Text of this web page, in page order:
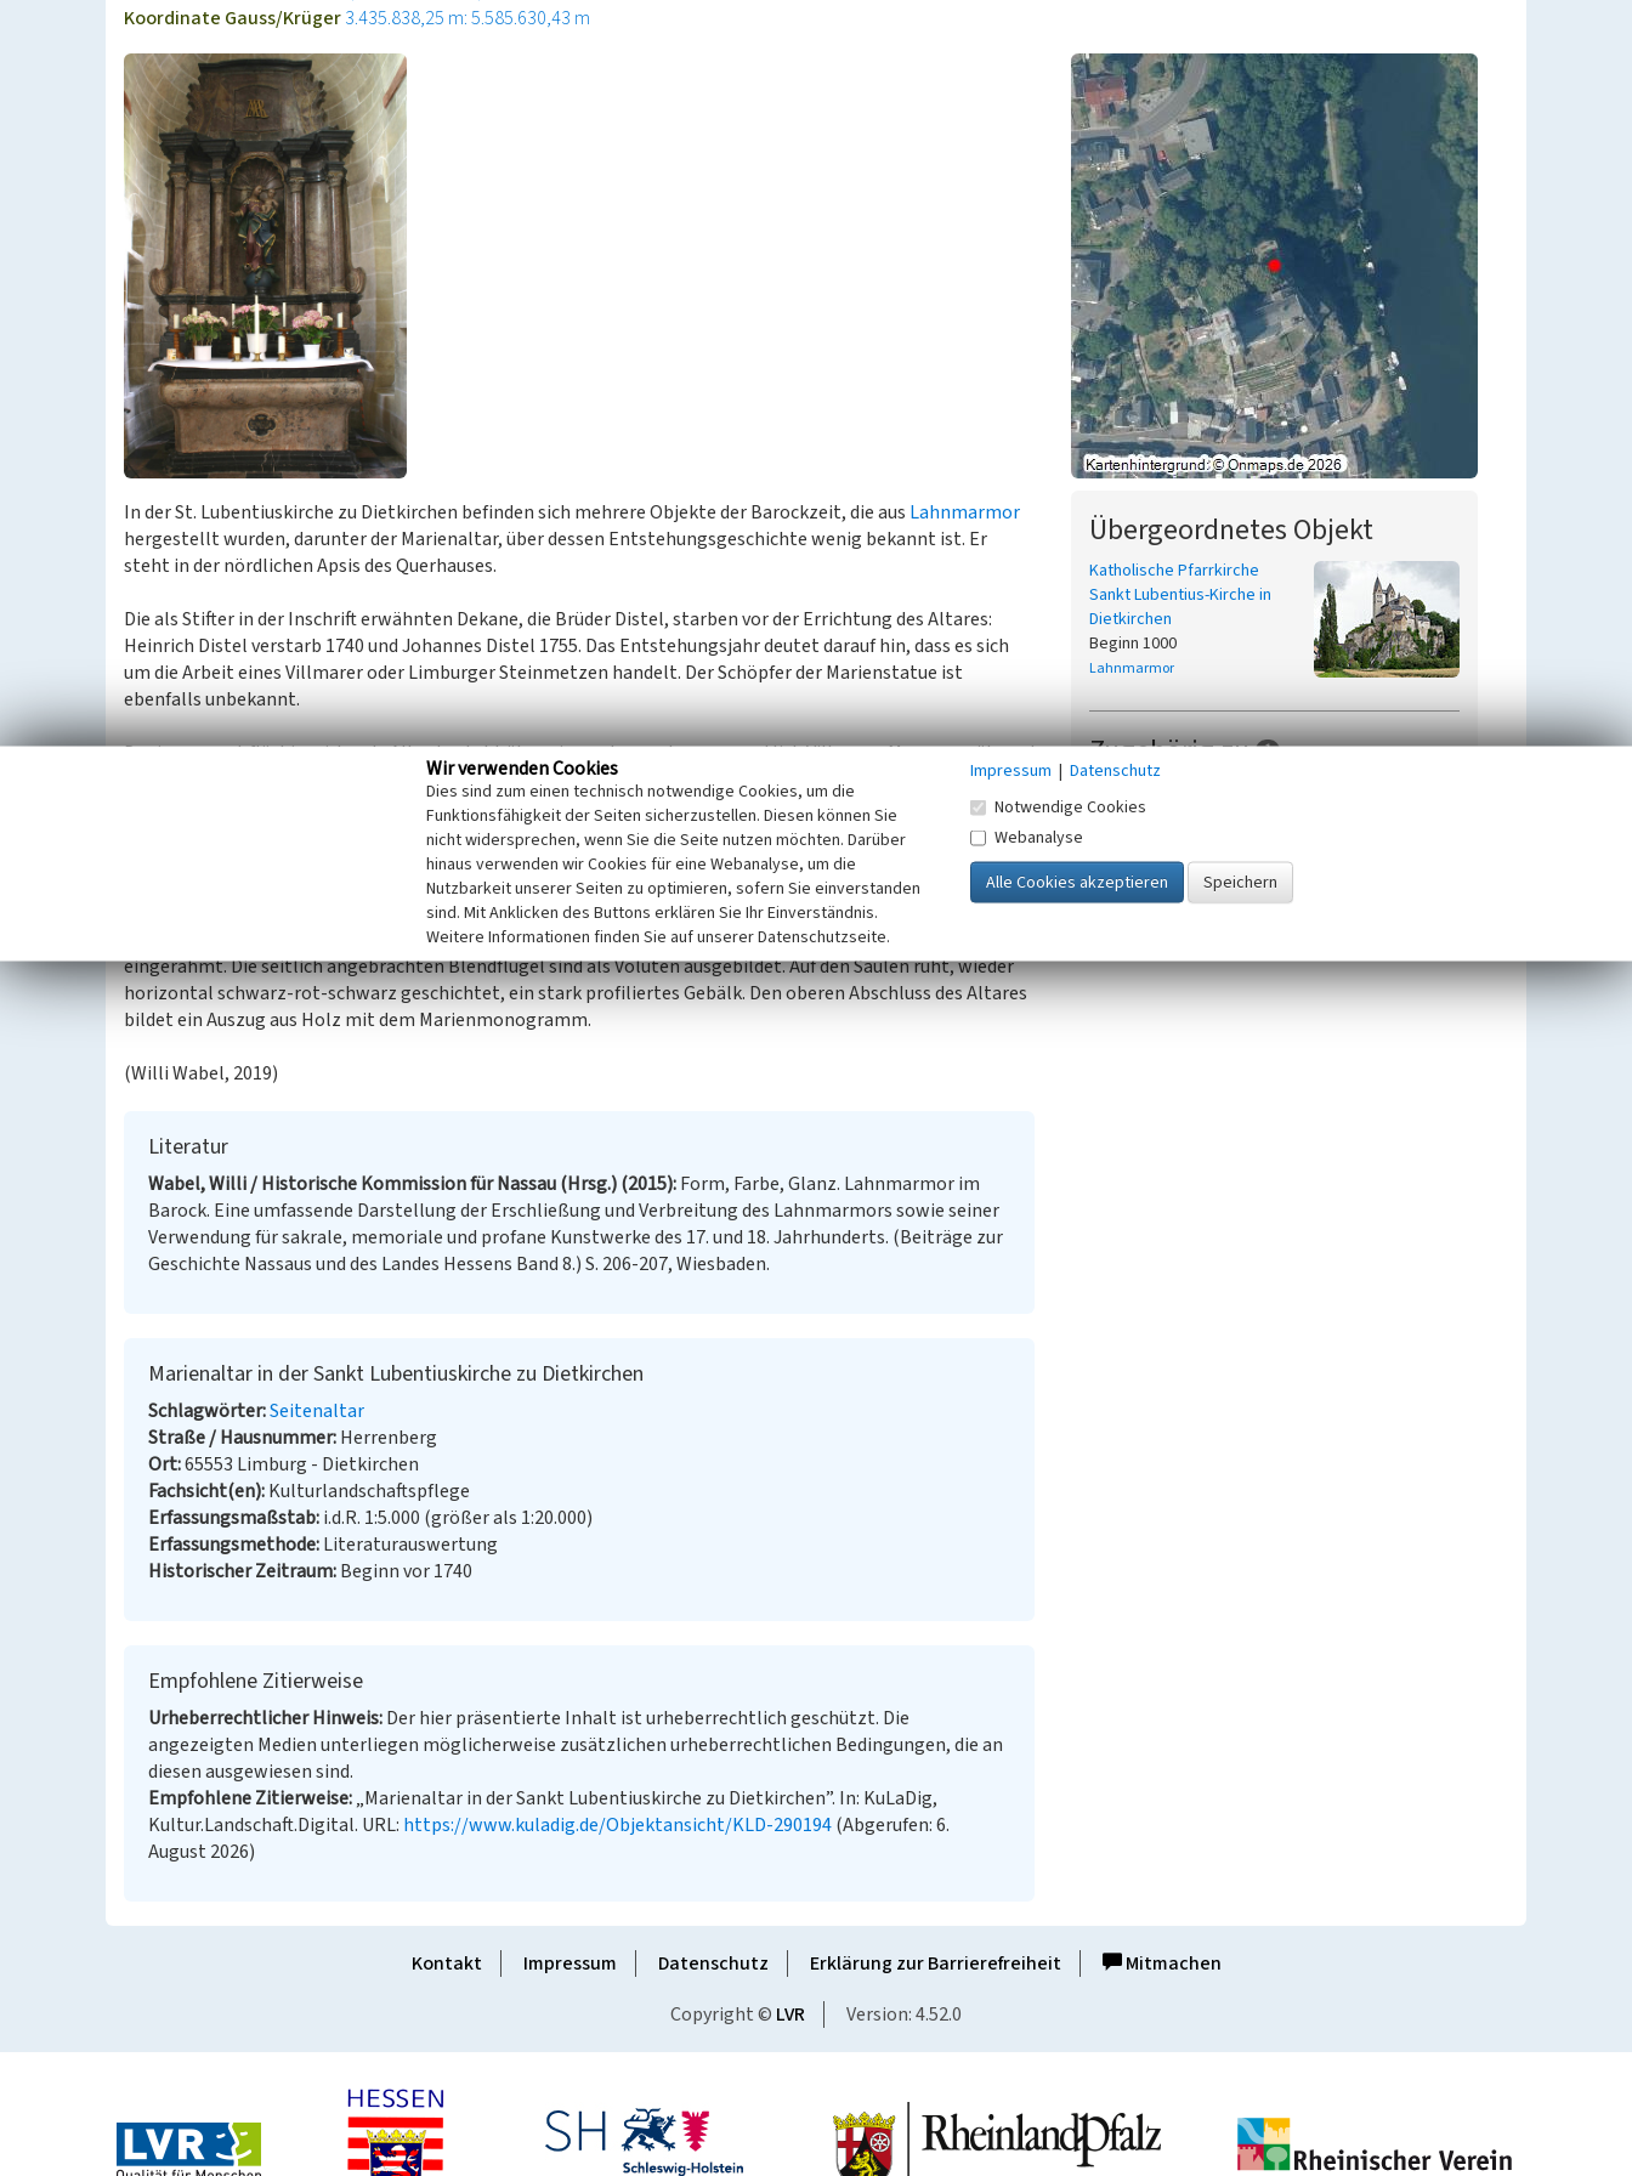
Koordinate Gauss/Krüger3.435.838,25 m: 5.585.630,43 m
In der St. Lubentiuskirche zu Dietkirchen befinden sich mehrere Objekte der Barockzeit, die aus Lahnmarmor
hergestellt wurden, darunter der Marienaltar, über dessen Entstehungsgeschichte wenig bekannt ist. Er
steht in der nördlichen Apsis des Querhauses.
Die als Stifter in der Inschrift erwähnten Dekane, die Brüder Distel, starben vor der Errichtung des Altares:
Heinrich Distel verstarb 1740 und Johannes Distel 1755. Das Entstehungsjahr deutet darauf hin, dass es sich
um die Arbeit eines Villmarer oder Limburger Steinmetzen handelt. Der Schöpfer der Marienstatue ist
ebenfalls unbekannt.
Der insgesamt flächig wirkende Altar besteht überwiegend aus rotem, vermutlich Villmarer Marmor, während
der schwarze Marmor eigentlich nur zur horizontalen Gliederung des Werkes dient. Der schwere Altartisch
wirkt wuchtig durch eine starke Auswölbung am oberen Rande. Er ruht auf einem Sockel aus schwarzem
Marmor. Die Altarplatte ist ebenfalls aus schwarzem Marmor gearbeitet, an die sich nach oben eine
Sockelzone für den weiteren Altaraufbau anschließt. Diese Sockelzone ist ebenfalls horizontal schwarz-rot-
schwarz gegliedert. Die unterste schwarze Lage trägt eine Inschrift. In der Nische der Altarrückwand befindet
sich eine, auf einer Weltkugel stehende Marienfigur, die das Christuskind auf dem linken Arm trägt. Diese
Nische wird nach oben durch eine Muschel abgeschlossen und links und rechts von je einem Säulenpaar
eingerahmt. Die seitlich angebrachten Blendflügel sind als Voluten ausgebildet. Auf den Säulen ruht, wieder
horizontal schwarz-rot-schwarz geschichtet, ein stark profiliertes Gebälk. Den oberen Abschluss des Altares
bildet ein Auszug aus Holz mit dem Marienmonogramm.
(Willi Wabel, 2019)
Literatur
Wabel, Willi / Historische Kommission für Nassau (Hrsg.) (2015) Form, Farbe, Glanz. Lahnmarmor im
Barock. Eine umfassende Darstellung der Erschließung und Verbreitung des Lahnmarmors sowie seiner
Verwendung für sakrale, memoriale und profane Kunstwerke des 17. und 18. Jahrhunderts. (Beiträge zur
Geschichte Nassaus und des Landes Hessens Band 8.) S. 206-207, Wiesbaden.
Marienaltar in der Sankt Lubentiuskirche zu Dietkirchen
Schlagwörter Seitenaltar
Straße / Hausnummer Herrenberg
Ort 65553 Limburg - Dietkirchen
Fachsicht(en) Kulturlandschaftspflege
Erfassungsmaßstab i.d.R. 1:5.000 (größer als 1:20.000)
Erfassungsmethode Literaturauswertung
Historischer Zeitraum Beginn vor 1740
Empfohlene Zitierweise
Urheberrechtlicher Hinweis Der hier präsentierte Inhalt ist urheberrechtlich geschützt. Die
angezeigten Medien unterliegen möglicherweise zusätzlichen urheberrechtlichen Bedingungen, die an
diesen ausgewiesen sind.
Empfohlene Zitierweise „Marienaltar in der Sankt Lubentiuskirche zu Dietkirchen”. In: KuLaDig,
Kultur.Landschaft.Digital. URL: https://www.kuladig.de/Objektansicht/KLD-290194(Abgerufen: 6.
August 2026)
Übergeordnetes Objekt
Katholische Pfarrkirche
Sankt Lubentius-Kirche in
Dietkirchen
Beginn 1000
Lahnmarmor
Zugehörig zu 1
Kontakt Impressum Datenschutz Erklärung zur Barrierefreiheit
Mitmachen
Copyright © LVR Version: 4.52.0
Wir verwenden Cookies
Dies sind zum einen technisch notwendige Cookies, um die
Funktionsfähigkeit der Seiten sicherzustellen. Diesen können Sie
nicht widersprechen, wenn Sie die Seite nutzen möchten. Darüber
hinaus verwenden wir Cookies für eine Webanalyse, um die
Nutzbarkeit unserer Seiten zu optimieren, sofern Sie einverstanden
sind. Mit Anklicken des Buttons erklären Sie Ihr Einverständnis.
Weitere Informationen finden Sie auf unserer Datenschutzseite.
Impressum | Datenschutz
Notwendige Cookies
Webanalyse